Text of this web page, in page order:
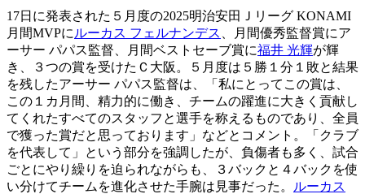
17日に発表された５月度の2025明治安田Ｊリーグ KONAMI
月間MVPに ルーカス フェルナンデス
、月間優秀監督賞にア
ーサー パパス監督、月間ベストセーブ賞に福井 光輝が輝
き、３つの賞を受けたＣ大阪。５月度は５勝１分１敗と結果
を残したアーサー パパス監督は、「私にとってこの賞は、
この１カ月間、精力的に働き、チームの躍進に大きく貢献し
てくれたすべてのスタッフと選手を称えるものであり、全員
で獲った賞だと思っております」などとコメント。「クラブ
を代表して」という部分を強調したが、負傷者も多く、試合
ごとにやり繰りを迫られながらも、３バックと４バックを使
い分けてチームを進化させた手腕は見事だった。
ルーカス